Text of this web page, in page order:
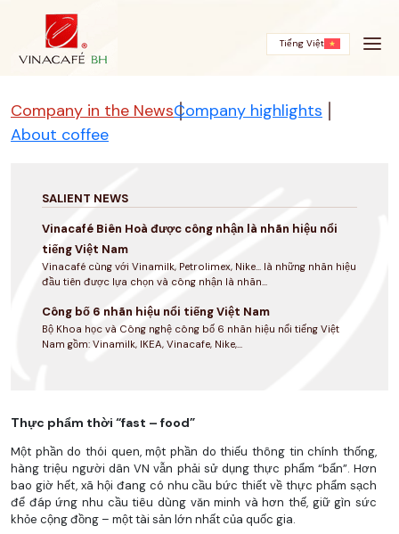
Tiếng Việt
Company in the NewsCompany highlights
About coffee
SALIENT NEWS
Vinacafé Biên Hoà được công nhận là nhãn hiệu nổi
tiếng Việt Nam
Vinacafé cùng với Vinamilk, Petrolimex, Nike... là những nhãn hiệu
đầu tiên được lựa chọn và công nhận là nhãn...
Công bố 6 nhãn hiệu nổi tiếng Việt Nam
Bộ Khoa học và Công nghệ công bố 6 nhãn hiệu nổi tiếng Việt
Nam gồm: Vinamilk, IKEA, Vinacafe, Nike,...
Thực phẩm thời “fast – food”
Một phần do thói quen, một phần do thiếu thông tin chính thống,
hàng triệu người dân VN vẫn phải sử dụng thực phẩm “bẩn”. Hơn
bao giờ hết, xã hội đang có nhu cầu bức thiết về thực phẩm sạch
để đáp ứng nhu cầu tiêu dùng văn minh và hơn thế, giữ gìn sức
khỏe cộng đồng – một tài sản lớn nhất của quốc gia.